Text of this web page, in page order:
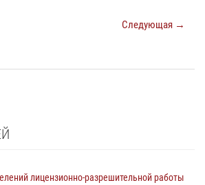
Следующая →
лицензионно-разрешительной работы